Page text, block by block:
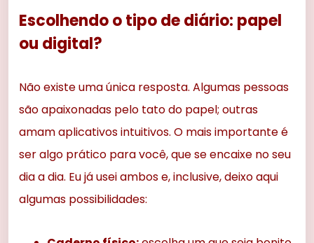
Escolhendo o tipo de diário: papel
ou digital?
Não existe uma única resposta. Algumas pessoas
são apaixonadas pelo tato do papel; outras
amam aplicativos intuitivos. O mais importante é
ser algo prático para você, que se encaixe no seu
dia a dia. Eu já usei ambos e, inclusive, deixo aqui
algumas possibilidades: